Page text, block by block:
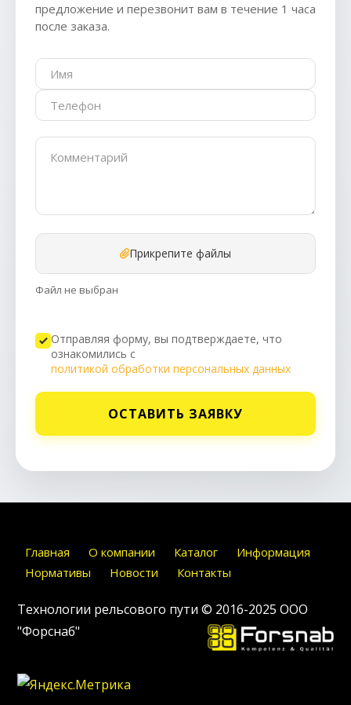
предложение и перезвонит вам в течение 1 часа
после заказа.
Прикрепите файлы
Файл не выбран
Отправляя форму, вы подтверждаете, что
ознакомились с
политикой обработки персональных данных
ОСТАВИТЬ ЗАЯВКУ
Главная О компании Каталог
Информация
Нормативы
Новости Контакты
Технологии рельсового пути © 2016-2025ООО
"Форснаб"